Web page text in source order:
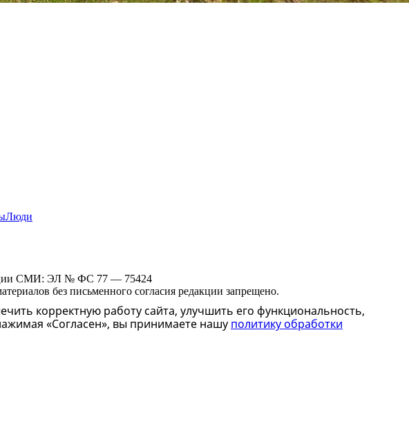
Люди
СМИ: ЭЛ № ФС 77 — 75424
без письменного согласия редакции запрещено.
корректную работу сайта, улучшить его функциональность,
«Согласен», вы принимаете нашу политику обработки